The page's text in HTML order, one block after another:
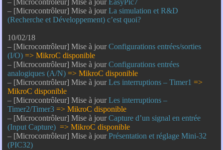
– [Microcontrôleur] Mise à jourEasyPic7
– [Microcontrôleur] Mise à jourLa simulation et R&D
(Recherche et Développement) c’est quoi?
10/02/18
– [Microcontrôleur] Mise à jourConfigurations entrées/sorties
(I/O) => MikroC disponible
– [Microcontrôleur] Mise à jourConfigurations entrées
analogiques (A/N) => MikroC disponible
– [Microcontrôleur] Mise à jourLes interruptions – Timer1 =>
MikroC disponible
– [Microcontrôleur] Mise à jourLes interruptions –
Timer2/Timer3 => MikroC disponible
– [Microcontrôleur] Mise à jourCapture d’un signal en entrée
(Input Capture) => MikroC disponible
– [Microcontrôleur] Mise à jourPrésentation et réglage Mini-32
(PIC32)